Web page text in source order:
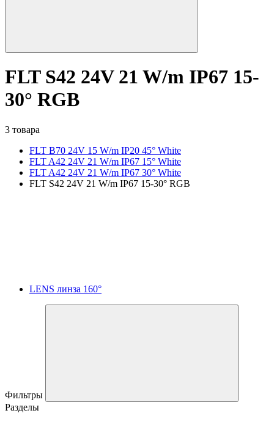
FLT S42 24V 21 W/m IP67 15-
30° RGB
3 товара
FLT B70 24V 15 W/m IP20 45° White
FLT A42 24V 21 W/m IP67 15° White
FLT A42 24V 21 W/m IP67 30° White
FLT S42 24V 21 W/m IP67 15-30° RGB
LENS линза 160°
Фильтры
Разделы